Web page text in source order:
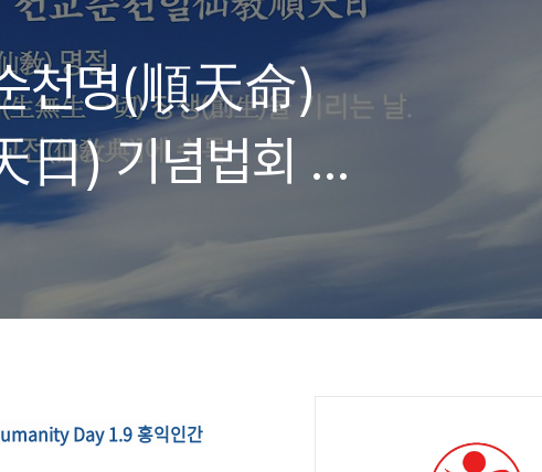
천명(順天命)
日) 기념법회 /
Day 1.9 홍익인간